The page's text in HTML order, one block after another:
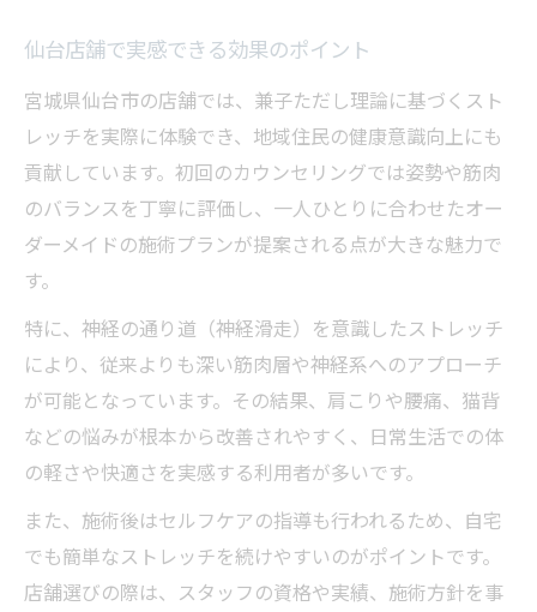
仙台店舗で実感できる効果のポイント
宮城県仙台市の店舗では、兼子ただし理論に基づくスト
レッチを実際に体験でき、地域住民の健康意識向上にも
貢献しています。初回のカウンセリングでは姿勢や筋肉
のバランスを丁寧に評価し、一人ひとりに合わせたオー
ダーメイドの施術プランが提案される点が大きな魅力で
す。
特に、神経の通り道（神経滑走）を意識したストレッチ
により、従来よりも深い筋肉層や神経系へのアプローチ
が可能となっています。その結果、肩こりや腰痛、猫背
などの悩みが根本から改善されやすく、日常生活での体
の軽さや快適さを実感する利用者が多いです。
また、施術後はセルフケアの指導も行われるため、自宅
でも簡単なストレッチを続けやすいのがポイントです。
店舗選びの際は、スタッフの資格や実績、施術方針を事